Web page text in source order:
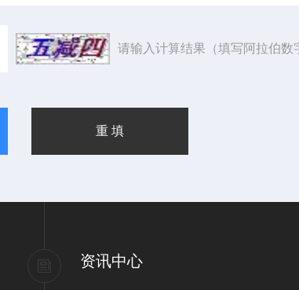
请输入计算结果（填写阿拉伯数
资讯中心